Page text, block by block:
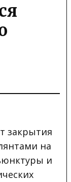
закрытия
на
и